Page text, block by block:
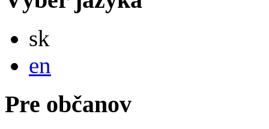
sk
en
Pre občanov